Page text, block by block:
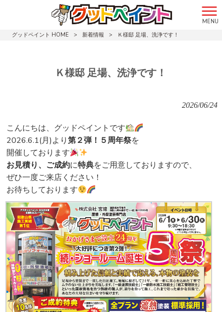
MENU
グッドペイント HOME
> 新着情報 > Ｋ様邸 足場、洗浄です！
Ｋ様邸 足場、洗浄です！
2026/06/24
こんにちは、グッドペイントです
2026.6.1(月)より第２弾！５周年祭を
開催しております
お見積り、ご成約に特典をご用意しておりますので、
ぜひ一度ご来店ください！
お待ちしております